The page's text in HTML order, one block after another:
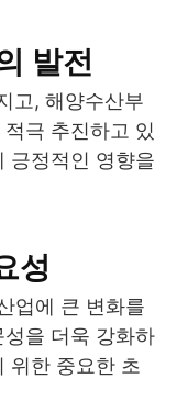
발전
고, 해양수산부
극 추진하고 있
긍정적인 영향을
성
업에 큰 변화를
을 더욱 강화하
위한 중요한 초